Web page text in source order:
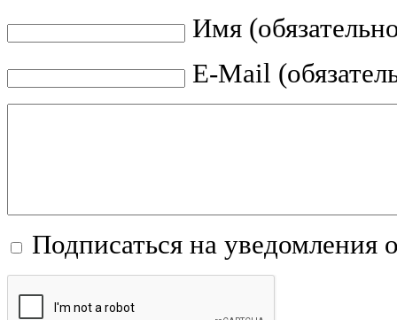
Имя
E-Mail
Подписаться на уведомления